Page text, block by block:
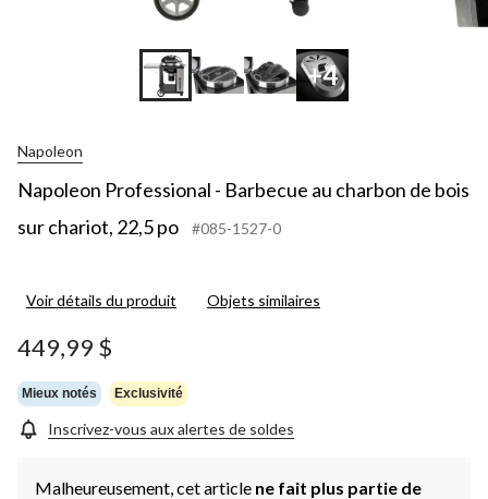
+4
Napoleon
Napoleon Professional - Barbecue au charbon de bois
sur chariot, 22,5 po
#085-1527-0
Voir détails du produit Objets similaires
449,99 $
Mieux notés Exclusivité
Inscrivez-vous aux alertes de soldes
Malheureusement, cet article ne fait plus partie de